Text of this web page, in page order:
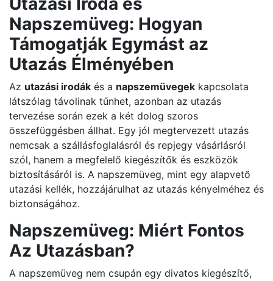
Napszemüveg: Hogyan
Támogatják Egymást az
Utazás Élményében
Az utazási irodák és a napszemüvegek kapcsolata
látszólag távolinak tűnhet, azonban az utazás
tervezése során ezek a két dolog szoros
összefüggésben állhat. Egy jól megtervezett utazás
nemcsak a szállásfoglalásról és repjegy vásárlásról
szól, hanem a megfelelő kiegészítők és eszközök
biztosításáról is. A napszemüveg, mint egy alapvető
utazási kellék, hozzájárulhat az utazás kényelméhez és
biztonságához.
Napszemüveg: Miért Fontos
Az Utazásban?
A napszemüveg nem csupán egy divatos kiegészítő,